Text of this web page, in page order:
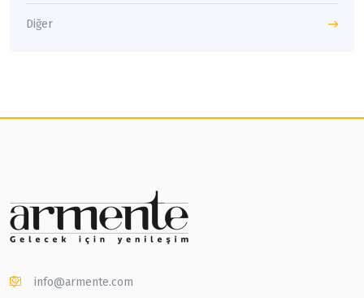
Diğer
info@armente.com